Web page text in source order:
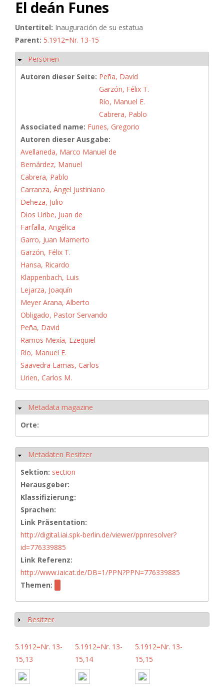
El deán Funes
Untertitel: Inauguración de su estatua
Parent: 5.1912=Nr. 13-15
Ausblenden
Personen
Autoren dieser Seite: Peña, David
Garzón, Félix T.
Río, Manuel E.
Cabrera, Pablo
Associated name: Funes, Gregorio
Autoren dieser Ausgabe:
Avellaneda, Marco Manuel de
Bernárdez, Manuel
Cabrera, Pablo
Carranza, Ángel Justiniano
Deheza, Julio
Dios Uribe, Juan de
Farfalla, Angélica
Garro, Juan Mamerto
Garzón, Félix T.
Hansa, Ricardo
Klappenbach, Luis
Lejarza, Joaquín
Meyer Arana, Alberto
Obligado, Pastor Servando
Peña, David
Ramos Mexía, Ezequiel
Río, Manuel E.
Saavedra Lamas, Carlos
Urien, Carlos M.
Ausblenden
Metadata magazine
Orte:
Ausblenden
Metadaten Besitzer
Sektion: section
Herausgeber:
Klassifizierung:
Sprachen:
Link Präsentation:
http://digital.iai.spk-berlin.de/viewer/ppnresolver?
id=776339885
Link Referenz:
http://www.iaicat.de/DB=1/PPN?PPN=776339885
Themen:
Anzeigen
Besitzer
5.1912=Nr. 13-
15,13
5.1912=Nr. 13-
15,14
5.1912=Nr. 13-
15,15